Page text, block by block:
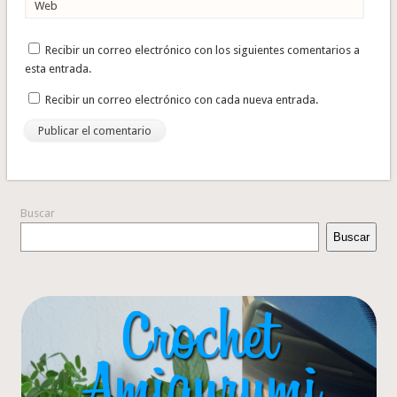
Web
Recibir un correo electrónico con los siguientes comentarios a
esta entrada.
Recibir un correo electrónico con cada nueva entrada.
Buscar
Buscar